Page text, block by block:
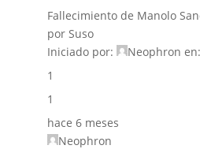
Fallecimiento de Manolo
por Suso
Iniciado por:
Neophron en:
1
1
hace 6 meses
Neophron